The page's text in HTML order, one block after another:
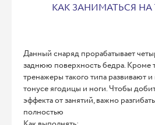
КАК ЗАНИМАТЬСЯ НА
Данный снаряд прорабатывает
заднюю поверхность бедра. Кроме
тренажеры такого типа развивают
тонусе ягодицы и ноги. Чтобы
эффекта от занятий, важно
полностью